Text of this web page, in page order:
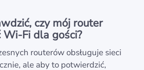
czy mój router
Wi-Fi dla gości?
routerów obsługuje sieci
ale aby to potwierdzić,